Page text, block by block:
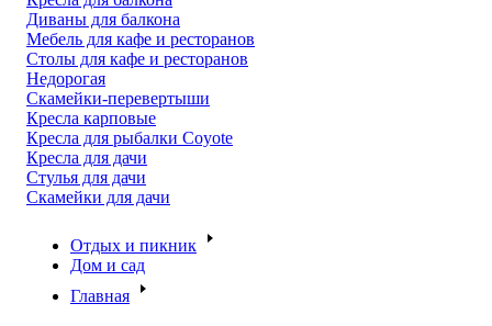
Диваны для балкона
Мебель для кафе и ресторанов
Столы для кафе и ресторанов
Недорогая
Скамейки-перевертыши
Кресла карповые
Кресла для рыбалки Coyote
Кресла для дачи
Стулья для дачи
Скамейки для дачи
Отдых и пикник
Дом и сад
Главная